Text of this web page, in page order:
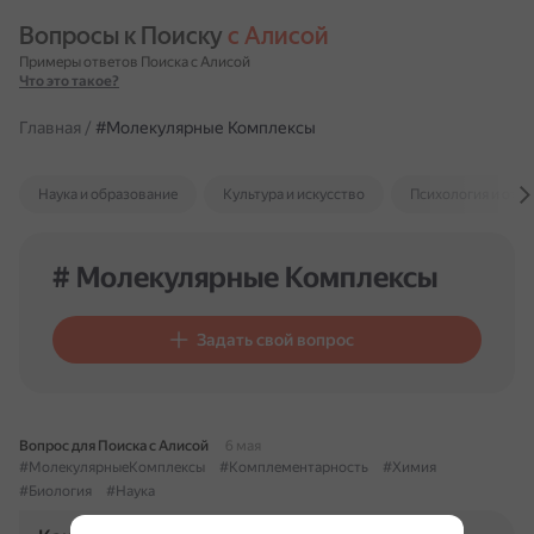
Вопросы к Поиску с Алисой
Примеры ответов Поиска с Алисой
Что это такое?
Главная / #Молекулярные Комплексы
Наука и образование Культура и искусство Психология и
# Молекулярные Комплексы
Задать свой вопрос
Вопрос для Поиска с Алисой
6 мая
#МолекулярныеКомплексы
#Комплементарность
#Химия
#Биология
#Наука